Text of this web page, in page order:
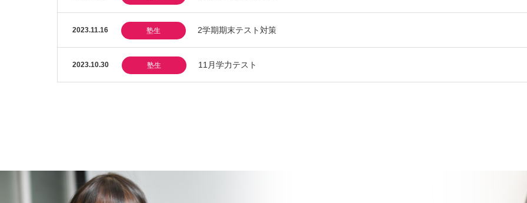
2023.11.16 塾生 2学期期末テスト対策
2023.10.30 塾生 11月学力テスト